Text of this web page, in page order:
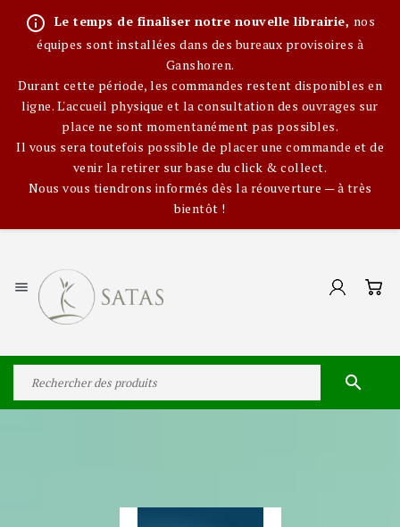
info_outline Le temps de finaliser notre nouvelle librairie, nos
équipes sont installées dans des bureaux provisoires à
Ganshoren.
Durant cette période, les commandes restent disponibles en
ligne. L'accueil physique et la consultation des ouvrages sur
place ne sont momentanément pas possibles.
Il vous sera toutefois possible de placer une commande et de
venir la retirer sur base du click & collect.
Nous vous tiendrons informés dès la réouverture — à très
bientôt !

